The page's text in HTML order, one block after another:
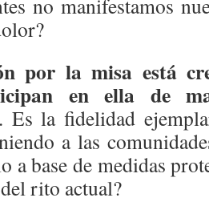
no manifestamos
por la misa está
en ella de
. Es la fidelidad
a las
a base de medidas
rito actual?